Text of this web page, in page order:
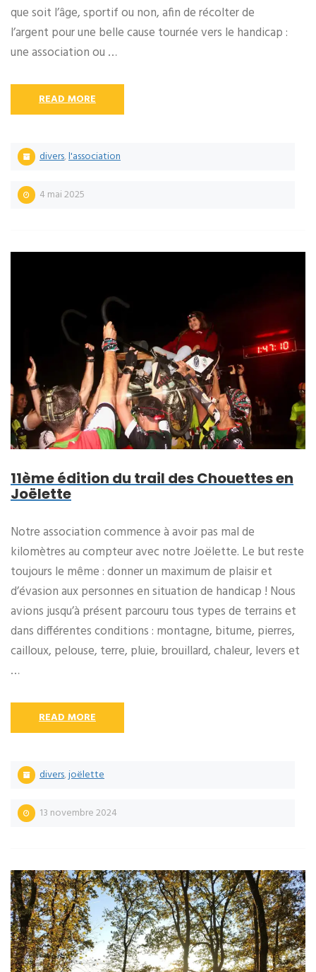
que soit l’âge, sportif ou non, afin de récolter de
l’argent pour une belle cause tournée vers le handicap :
une association ou …
READ MORE
divers,l'association
4 mai 2025
11ème édition du trail des Chouettes en
Joëlette
Notre association commence à avoir pas mal de
kilomètres au compteur avec notre Joëlette. Le but reste
toujours le même : donner un maximum de plaisir et
d’évasion aux personnes en situation de handicap ! Nous
avions jusqu’à présent parcouru tous types de terrains et
dans différentes conditions : montagne, bitume, pierres,
cailloux, pelouse, terre, pluie, brouillard, chaleur, levers et
…
READ MORE
divers,joëlette
13 novembre 2024